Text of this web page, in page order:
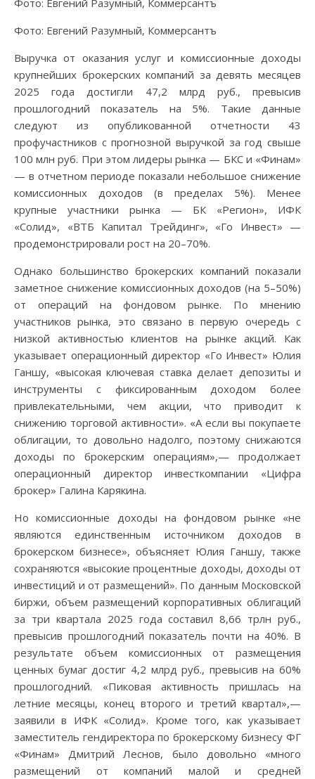
Фото: Евгений Разумный, Коммерсантъ
Выручка от оказания услуг и комиссионные доходы
крупнейших брокерских компаний за девять месяцев
2025 года достигли 47,2 млрд руб., превысив
прошлогодний показатель на 5%. Такие данные
следуют из опубликованной отчетности 43
профучастников с прогнозной выручкой за год свыше
100 млн руб. При этом лидеры рынка — БКС и «Финам»
— в отчетном периоде показали небольшое снижение
комиссионных доходов (в пределах 5%). Менее
крупные участники рынка — БК «Регион», ИФК
«Солид», «ВТБ Капитал Трейдинг», «Го Инвест» —
продемонстрировали рост на 20–70%.
Однако большинство брокерских компаний показали
заметное снижение комиссионных доходов (на 5–50%)
от операций на фондовом рынке. По мнению
участников рынка, это связано в первую очередь с
низкой активностью клиентов на рынке акций. Как
указывает операционный директор «Го Инвест» Юлия
Ганшу, «высокая ключевая ставка делает депозиты и
инструменты с фиксированным доходом более
привлекательными, чем акции, что приводит к
снижению торговой активности». «А если вы покупаете
облигации, то довольно надолго, поэтому снижаются
доходы по брокерским операциям»,— продолжает
операционный директор инвесткомпании «Цифра
брокер» Галина Карякина.
Но комиссионные доходы на фондовом рынке «не
являются единственным источником доходов в
брокерском бизнесе», объясняет Юлия Ганшу, также
сохраняются «высокие процентные доходы, доходы от
инвестиций и от размещений». По данным Московской
биржи, объем размещений корпоративных облигаций
за три квартала 2025 года составил 8,66 трлн руб.,
превысив прошлогодний показатель почти на 40%. В
результате объем комиссионных от размещения
ценных бумаг достиг 4,2 млрд руб., превысив на 60%
прошлогодний. «Пиковая активность пришлась на
летние месяцы, конец второго и третий квартал»,—
заявили в ИФК «Солид». Кроме того, как указывает
заместитель гендиректора по брокерскому бизнесу ФГ
«Финам» Дмитрий Леснов, было довольно «много
размещений от компаний малой и средней